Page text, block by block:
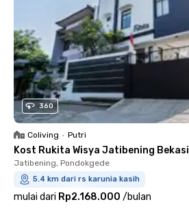
360
Coliving • Putri
Kost Rukita Wisya Jatibening Bekasi
Jatibening, Pondokgede
5.4 km dari rs karunia kasih
mulai dari Rp2.168.000 /bulan